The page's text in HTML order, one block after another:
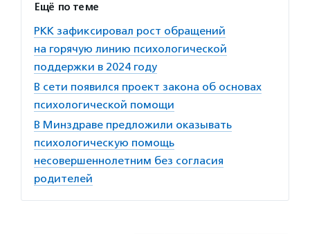
Ещё по теме
РКК зафиксировал рост обращений
на горячую линию психологической
поддержки в 2024 году
В сети появился проект закона об основах
психологической помощи
В Минздраве предложили оказывать
психологическую помощь
несовершеннолетним без согласия
родителей